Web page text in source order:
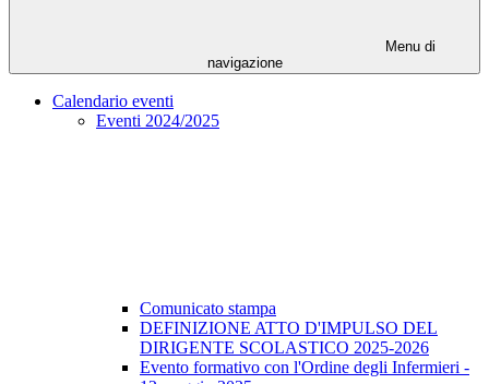
Menu di
navigazione
Calendario eventi
Eventi 2024/2025
Comunicato stampa
DEFINIZIONE ATTO D'IMPULSO DEL
DIRIGENTE SCOLASTICO 2025-2026
Evento formativo con l'Ordine degli Infermieri -